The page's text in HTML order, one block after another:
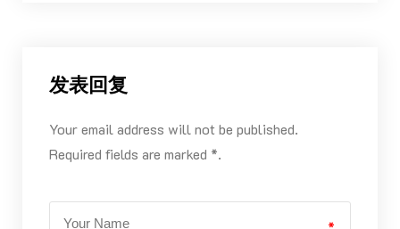
发表回复
Your email address will not be published.
Required fields are marked *.